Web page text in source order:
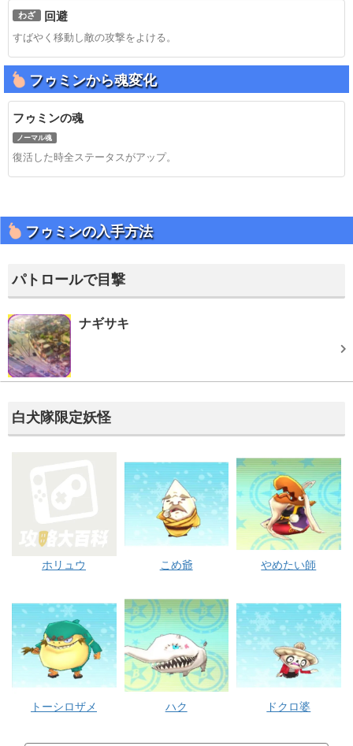
わざ 回避
すばやく移動し敵の攻撃をよける。
フゥミンから魂変化
フゥミンの魂
ノーマル魂
復活した時全ステータスがアップ。
フゥミンの入手方法
パトロールで目撃
ナギサキ
白犬隊限定妖怪
ホリュウ こめ爺 やめたい師
トーシロザメ ハク ドクロ婆